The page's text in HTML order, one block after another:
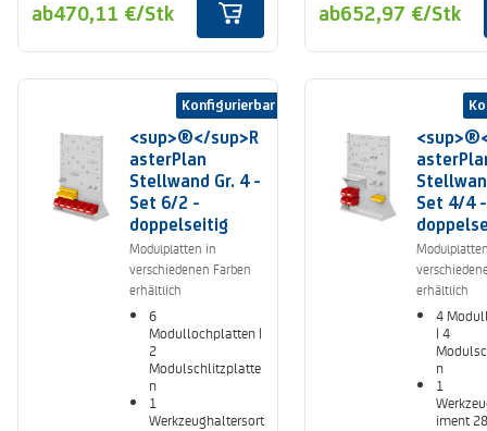
ab470,11 €/Stk ab652,97 €/Stk
Konfigurierbar
<sup>®</sup>R
asterPlan
Stellwand Gr. 4 -
Set 6/2 -
doppelseitig
Modulplatten in
verschiedenen Farben
erhältlich
6
Modullochplatten |
2
Modulschlitzplatte
n
1
Werkzeughaltersort
Set 4/4 -
erhältlich
4
| 4
n
1
iment